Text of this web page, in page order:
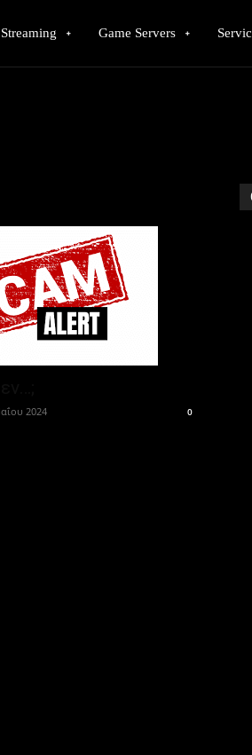
Streaming Game Servers
2024 0